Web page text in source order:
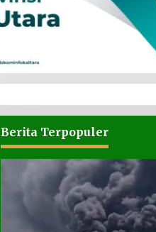
Berita Terpopuler